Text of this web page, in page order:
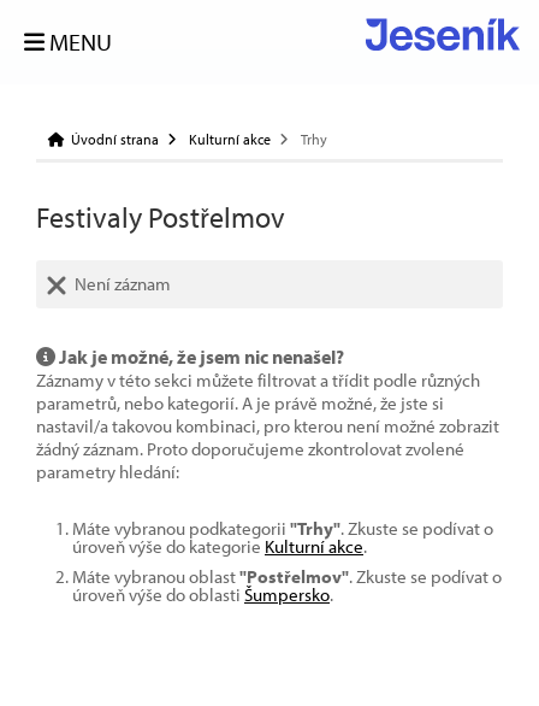
MENU
Úvodní strana Kulturní akce Trhy
Festivaly Postřelmov
Není záznam
Jak je možné, že jsem nic nenašel?
Záznamy v této sekci můžete filtrovat a třídit podle různých
parametrů, nebo kategorií. A je právě možné, že jste si
nastavil/a takovou kombinaci, pro kterou není možné zobrazit
žádný záznam. Proto doporučujeme zkontrolovat zvolené
parametry hledání:
Máte vybranou podkategorii "Trhy". Zkuste se podívat o
úroveň výše do kategorie Kulturní akce.
Máte vybranou oblast"Postřelmov". Zkuste se podívat o
úroveň výše do oblasti Šumpersko.